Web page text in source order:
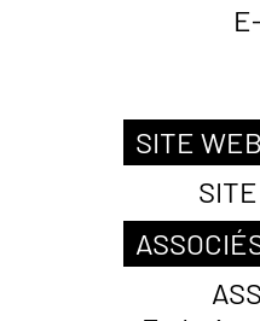
SITE WEB